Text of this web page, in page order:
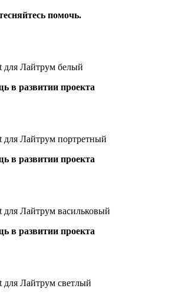
помочь.
в развитии проекта
в развитии проекта
в развитии проекта